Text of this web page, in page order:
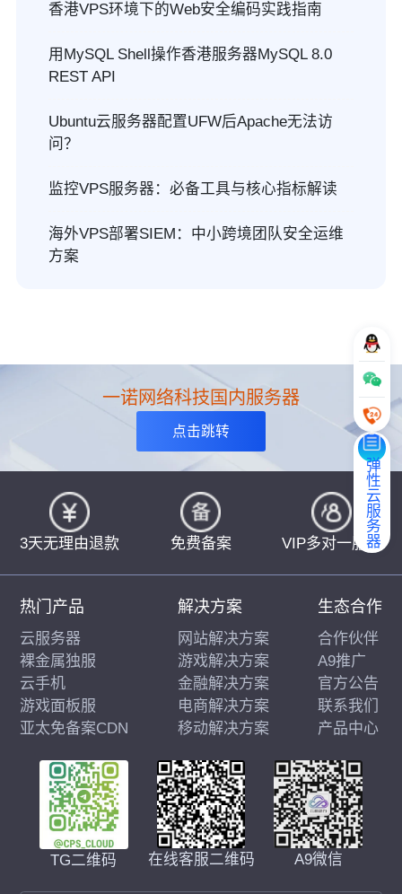
香港VPS环境下的Web安全编码实践指南
用MySQL Shell操作香港服务器MySQL 8.0
REST API
Ubuntu云服务器配置UFW后Apache无法访
问？
监控VPS服务器：必备工具与核心指标解读
海外VPS部署SIEM：中小跨境团队安全运维
方案
弹性云服务器
一诺网络科技国内服务器
点击跳转
3天无理由退款 免费备案 VIP多对一服务
TG二维码 在线客服二维码 A9微信
热门产品
云服务器
裸金属独服
云手机
游戏面板服
亚太免备案CDN
解决方案
网站解决方案
游戏解决方案
金融解决方案
电商解决方案
移动解决方案
生态合作
合作伙伴
A9推广
官方公告
联系我们
产品中心